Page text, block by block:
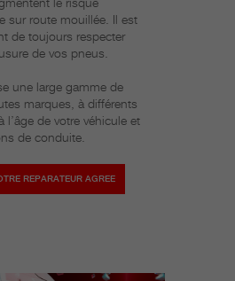
le risque
sur route mouillée. Il est
de toujours respecter
de vos pneus.
une large gamme de
marques, à différents
l’âge de votre véhicule et
de conduite.
REPARATEUR AGREE